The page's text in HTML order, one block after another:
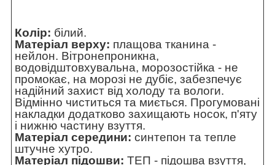
Колір: білий.
Матеріал верху: плащова тканина -
нейлон. Вітронепроникна,
водовідштовхувальна, морозостійка - не
промокає, на морозі не дубіє, забезпечує
надійний захист від холоду та вологи.
Відмінно чиститься та миється. Прогумовані
накладки додатково захищають носок, п'яту
і нижню частину взуття.
Матеріал середини: синтепон та тепле
штучне хутро.
Матеріал підошви: ТЕП - підошва взуття,